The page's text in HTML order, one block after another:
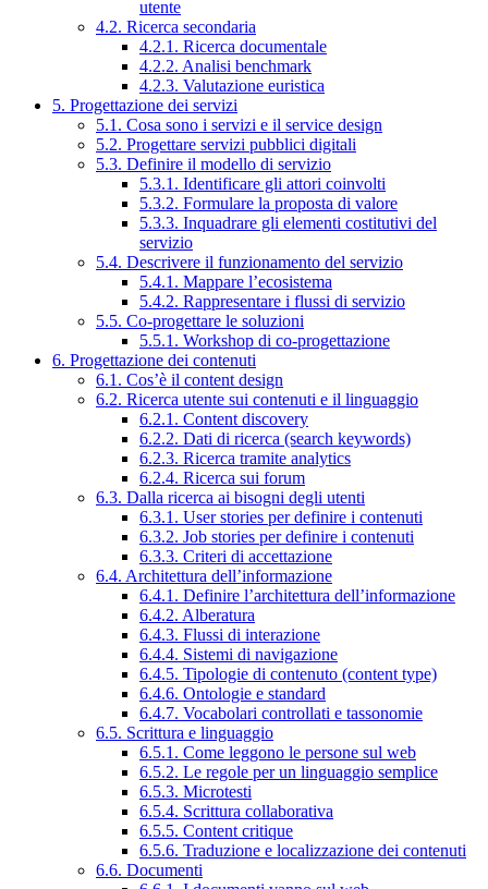
utente
4.2. Ricerca secondaria
4.2.1. Ricerca documentale
4.2.2. Analisi benchmark
4.2.3. Valutazione euristica
5. Progettazione dei servizi
5.1. Cosa sono i servizi e il service design
5.2. Progettare servizi pubblici digitali
5.3. Definire il modello di servizio
5.3.1. Identificare gli attori coinvolti
5.3.2. Formulare la proposta di valore
5.3.3. Inquadrare gli elementi costitutivi del
servizio
5.4. Descrivere il funzionamento del servizio
5.4.1. Mappare l’ecosistema
5.4.2. Rappresentare i flussi di servizio
5.5. Co-progettare le soluzioni
5.5.1. Workshop di co-progettazione
6. Progettazione dei contenuti
6.1. Cos’è il content design
6.2. Ricerca utente sui contenuti e il linguaggio
6.2.1. Content discovery
6.2.2. Dati di ricerca (search keywords)
6.2.3. Ricerca tramite analytics
6.2.4. Ricerca sui forum
6.3. Dalla ricerca ai bisogni degli utenti
6.3.1. User stories per definire i contenuti
6.3.2. Job stories per definire i contenuti
6.3.3. Criteri di accettazione
6.4. Architettura dell’informazione
6.4.1. Definire l’architettura dell’informazione
6.4.2. Alberatura
6.4.3. Flussi di interazione
6.4.4. Sistemi di navigazione
6.4.5. Tipologie di contenuto (content type)
6.4.6. Ontologie e standard
6.4.7. Vocabolari controllati e tassonomie
6.5. Scrittura e linguaggio
6.5.1. Come leggono le persone sul web
6.5.2. Le regole per un linguaggio semplice
6.5.3. Microtesti
6.5.4. Scrittura collaborativa
6.5.5. Content critique
6.5.6. Traduzione e localizzazione dei contenuti
6.6. Documenti